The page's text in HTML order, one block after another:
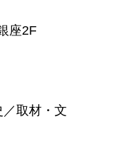
座2F
取材・文